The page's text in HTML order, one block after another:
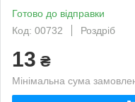
Готово до відправки
Код: 00732
Роздріб
13 ₴
Мінімальна сума